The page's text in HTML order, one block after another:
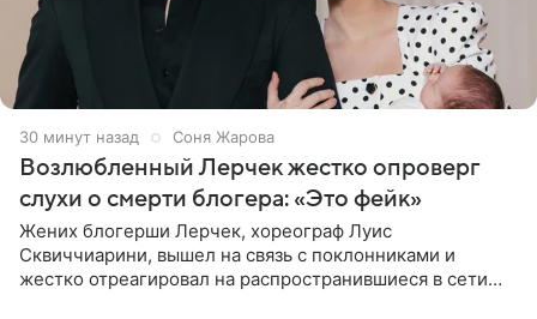
30 минут назад Соня Жарова
Возлюбленный Лерчек жестко опроверг
слухи о смерти блогера: «Это фейк»
Жених блогерши Лерчек, хореограф Луис
Сквиччиарини, вышел на связь с поклонниками и
жестко отреагировал на распространившиеся в сети